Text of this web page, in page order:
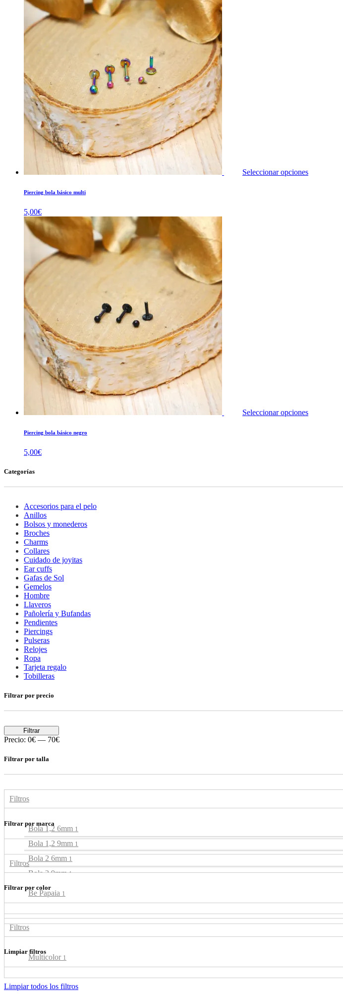
Seleccionar opciones
Piercing bola básico multi
5,00€
Seleccionar opciones
Piercing bola básico negro
5,00€
Categorías
Accesorios para el pelo
Anillos
Bolsos y monederos
Broches
Charms
Collares
Cuidado de joyitas
Ear cuffs
Gafas de Sol
Gemelos
Hombre
Llaveros
Pañolería y Bufandas
Pendientes
Piercings
Pulseras
Relojes
Ropa
Tarjeta regalo
Tobilleras
Filtrar por precio
Filtrar
Precio: 0€ — 70€
Filtrar por talla
Filtros
Bola 1,2 6mm 1
Bola 1,2 9mm 1
Bola 2 6mm 1
Bola 2 9mm1
Bola 2,9 6mm
Bola 2,9 9mm1
Filtrar por marca
Filtros
Be Papaia 1
Filtrar por color
Filtros
Multicolor 1
Limpiar filtros
Limpiar todos los filtros